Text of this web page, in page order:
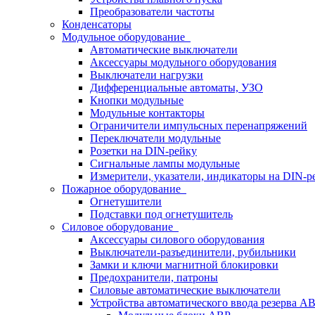
Преобразователи частоты
Конденсаторы
Модульное оборудование
Автоматические выключатели
Аксессуары модульного оборудования
Выключатели нагрузки
Дифференциальные автоматы, УЗО
Кнопки модульные
Модульные контакторы
Ограничители импульсных перенапряжений
Переключатели модульные
Розетки на DIN-рейку
Сигнальные лампы модульные
Измерители, указатели, индикаторы на DIN-
Пожарное оборудование
Огнетушители
Подставки под огнетушитель
Силовое оборудование
Аксессуары силового оборудования
Выключатели-разъединители, рубильники
Замки и ключи магнитной блокировки
Предохранители, патроны
Силовые автоматические выключатели
Устройства автоматического ввода резерва